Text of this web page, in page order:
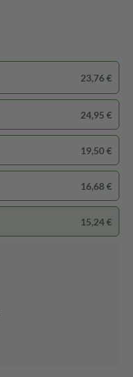
23,76 €
24,95 €
19,50 €
16,68 €
15,24 €